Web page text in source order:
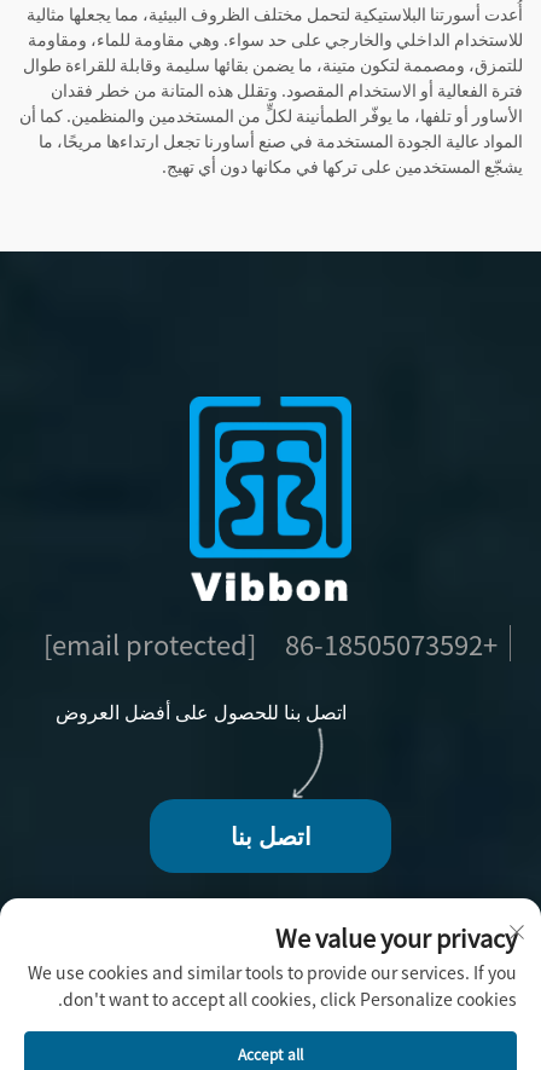
أُعدت أسورتنا البلاستيكية لتحمل مختلف الظروف البيئية، مما يجعلها مثالية
للاستخدام الداخلي والخارجي على حد سواء. وهي مقاومة للماء، ومقاومة
للتمزق، ومصممة لتكون متينة، ما يضمن بقائها سليمة وقابلة للقراءة طوال
فترة الفعالية أو الاستخدام المقصود. وتقلل هذه المتانة من خطر فقدان
الأساور أو تلفها، ما يوفّر الطمأنينة لكلٍّ من المستخدمين والمنظمين. كما أن
المواد عالية الجودة المستخدمة في صنع أساورنا تجعل ارتداءها مريحًا، ما
يشجّع المستخدمين على تركها في مكانها دون أي تهيج.
+86-18505073592
[email protected]
اتصل بنا للحصول على أفضل العروض
اتصل بنا
حقوق الطبع والنشر © 2025 بواسطة فوجو فيبون للحرف
اليدوية المحدودة -سياسة الخصوصية
We value your privacy
We use cookies and similar tools to provide our services. If you
don't want to accept all cookies, click Personalize cookies.
Accept all